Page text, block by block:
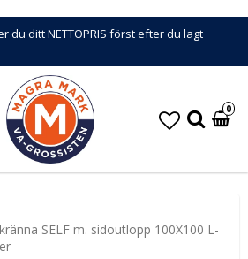
du ditt NETTOPRIS först efter du lagt
0
SELF m. sidoutlopp 100X100 L-